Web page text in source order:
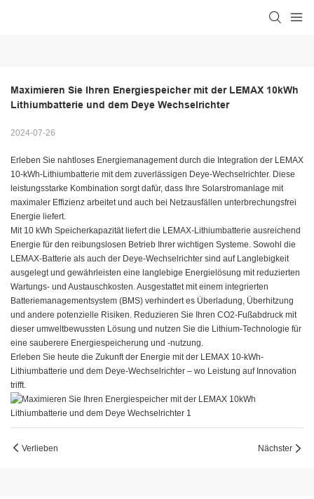
Maximieren Sie Ihren Energiespeicher mit der LEMAX 10kWh
Lithiumbatterie und dem Deye Wechselrichter
2024-07-26
Erleben Sie nahtloses Energiemanagement durch die Integration der LEMAX
10-kWh-Lithiumbatterie mit dem zuverlässigen Deye-Wechselrichter. Diese
leistungsstarke Kombination sorgt dafür, dass Ihre Solarstromanlage mit
maximaler Effizienz arbeitet und auch bei Netzausfällen unterbrechungsfrei
Energie liefert.
Mit 10 kWh Speicherkapazität liefert die LEMAX-Lithiumbatterie ausreichend
Energie für den reibungslosen Betrieb Ihrer wichtigen Systeme. Sowohl die
LEMAX-Batterie als auch der Deye-Wechselrichter sind auf Langlebigkeit
ausgelegt und gewährleisten eine langlebige Energielösung mit reduzierten
Wartungs- und Austauschkosten. Ausgestattet mit einem integrierten
Batteriemanagementsystem (BMS) verhindert es Überladung, Überhitzung
und andere potenzielle Risiken. Reduzieren Sie Ihren CO2-Fußabdruck mit
dieser umweltbewussten Lösung und nutzen Sie die Lithium-Technologie für
eine sauberere Energiespeicherung und -nutzung.
Erleben Sie heute die Zukunft der Energie mit der LEMAX 10-kWh-
Lithiumbatterie und dem Deye-Wechselrichter – wo Leistung auf Innovation
trifft.
Verlieben Nächster